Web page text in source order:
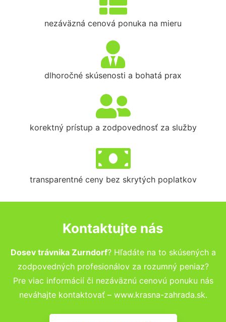
nezáväzná cenová ponuka na mieru
dlhoročné skúsenosti a bohatá prax
korektný prístup a zodpovednosť za služby
transparentné ceny bez skrytých poplatkov
Kontaktujte nás
Dosev trávnika Zurndorf? Hľadáte na to skúsených a
zodpovedných profesionálov za rozumný peniaz?
Pre viac informácií či nezáväznú cenovú ponuku nás
neváhajte kontaktovať – www.krasna-zahrada.sk.